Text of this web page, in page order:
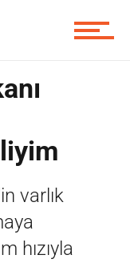
varlık
hızıyla